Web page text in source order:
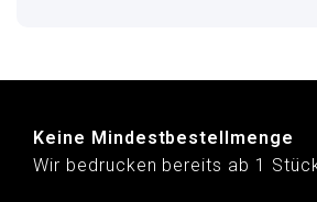
Keine Mindestbestellmenge
Wir bedrucken bereits ab 1